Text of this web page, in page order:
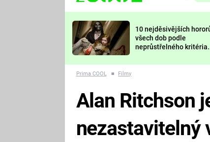
TŘESKU
FUTURAMA
10 nejděsivějších
všech dob podle
neprůstřelného kritéria.
nejvíc zvednou tep?
Prima COOL ■ Filmy
Alan Ritchson
nezastavitelný